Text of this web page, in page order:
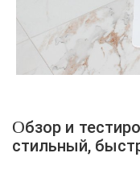
Обзор и тестирование моноблока iRU 23ID:
стильный,